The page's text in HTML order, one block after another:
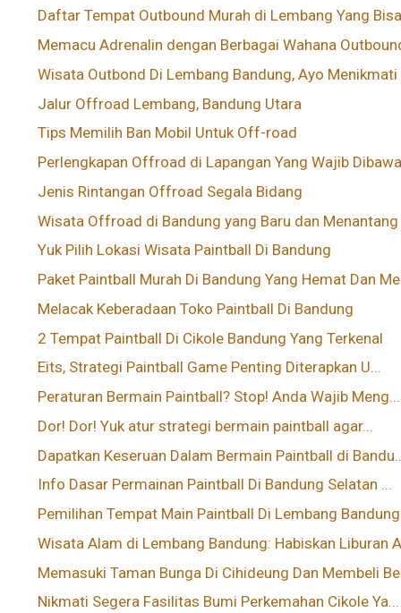
Daftar Tempat Outbound Murah di Lembang Yang
Memacu Adrenalin dengan Berbagai Wahana
Wisata Outbond Di Lembang Bandung, Ayo Menikmati
Jalur Offroad Lembang, Bandung Utara
Tips Memilih Ban Mobil Untuk Off-road
Perlengkapan Offroad di Lapangan Yang Wajib Dibawa
Jenis Rintangan Offroad Segala Bidang
Wisata Offroad di Bandung yang Baru dan Menantang
Yuk Pilih Lokasi Wisata Paintball Di Bandung
Paket Paintball Murah Di Bandung Yang Hemat Dan
Melacak Keberadaan Toko Paintball Di Bandung
2 Tempat Paintball Di Cikole Bandung Yang Terkenal
Eits, Strategi Paintball Game Penting Diterapkan U...
Peraturan Bermain Paintball? Stop! Anda Wajib Meng...
Dor! Dor! Yuk atur strategi bermain paintball agar...
Dapatkan Keseruan Dalam Bermain Paintball di
Info Dasar Permainan Paintball Di Bandung Selatan ...
Pemilihan Tempat Main Paintball Di Lembang
Wisata Alam di Lembang Bandung: Habiskan Liburan
Memasuki Taman Bunga Di Cihideung Dan Membeli
Nikmati Segera Fasilitas Bumi Perkemahan Cikole Ya...